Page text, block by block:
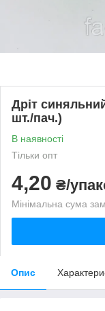
Дріт
шт./пач.)
В наявності
Тільки опт
4,20 ₴/
Мінімальна сума
Опис